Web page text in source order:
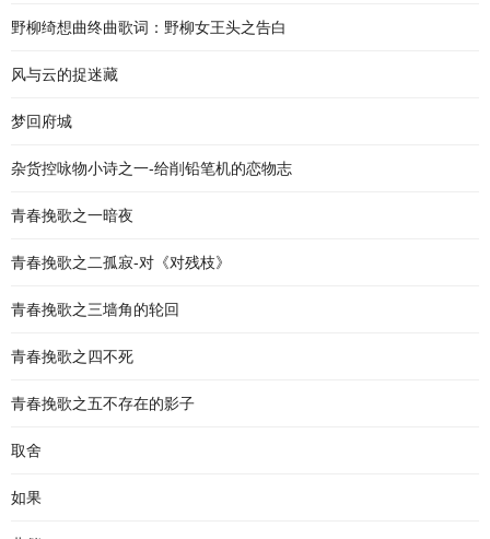
野柳绮想曲终曲歌词：野柳女王头之告白
风与云的捉迷藏
梦回府城
杂货控咏物小诗之一-给削铅笔机的恋物志
青春挽歌之一暗夜
青春挽歌之二孤寂-对《对残枝》
青春挽歌之三墙角的轮回
青春挽歌之四不死
青春挽歌之五不存在的影子
取舍
如果